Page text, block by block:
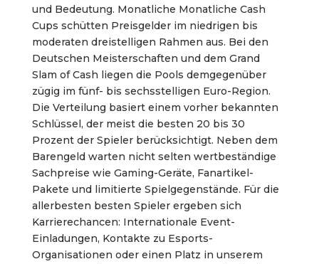
und Bedeutung. Monatliche Monatliche Cash
Cups schütten Preisgelder im niedrigen bis
moderaten dreistelligen Rahmen aus. Bei den
Deutschen Meisterschaften und dem Grand
Slam of Cash liegen die Pools demgegenüber
zügig im fünf- bis sechsstelligen Euro-Region.
Die Verteilung basiert einem vorher bekannten
Schlüssel, der meist die besten 20 bis 30
Prozent der Spieler berücksichtigt. Neben dem
Barengeld warten nicht selten wertbeständige
Sachpreise wie Gaming-Geräte, Fanartikel-
Pakete und limitierte Spielgegenstände. Für die
allerbesten besten Spieler ergeben sich
Karrierechancen: Internationale Event-
Einladungen, Kontakte zu Esports-
Organisationen oder einen Platz in unserem